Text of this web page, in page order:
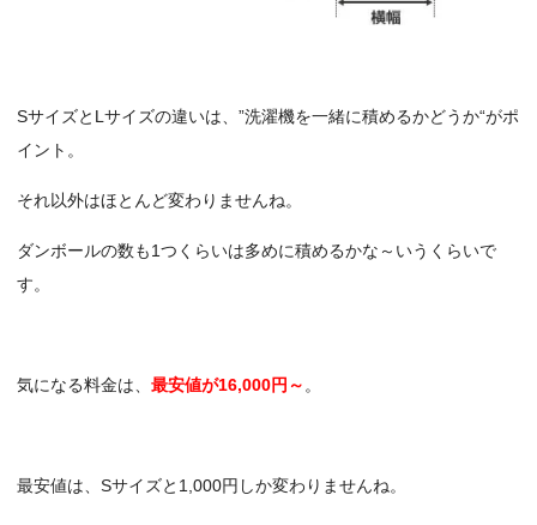
SサイズとLサイズの違いは、”洗濯機を一緒に積めるかどうか“がポ
イント。
それ以外はほとんど変わりませんね。
ダンボールの数も1つくらいは多めに積めるかな～いうくらいで
す。
気になる料金は、 最安値が16,000円～ 。
最安値は、Sサイズと1,000円しか変わりませんね。